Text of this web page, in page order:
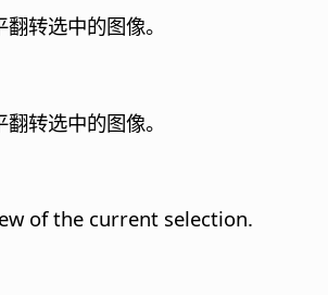
转选中的图像。
转选中的图像。
of the current selection.